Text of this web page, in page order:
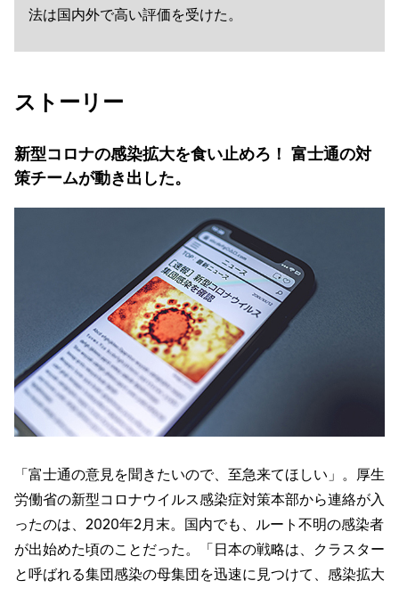
法は国内外で高い評価を受けた。
ストーリー
新型コロナの感染拡大を食い止めろ！ 富士通の対
策チームが動き出した。
「富士通の意見を聞きたいので、至急来てほしい」。厚生
労働省の新型コロナウイルス感染症対策本部から連絡が入
ったのは、2020年2月末。国内でも、ルート不明の感染者
が出始めた頃のことだった。「日本の戦略は、クラスター
と呼ばれる集団感染の母集団を迅速に見つけて、感染拡大